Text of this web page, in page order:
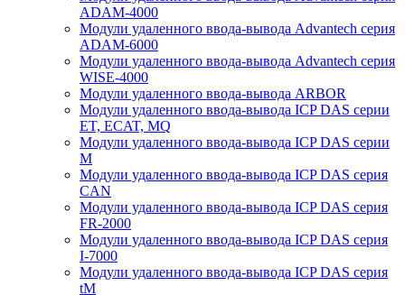
ADAM-4000
Модули удаленного ввода-вывода Advantech серия
ADAM-6000
Модули удаленного ввода-вывода Advantech серия
WISE-4000
Модули удаленного ввода-вывода ARBOR
Модули удаленного ввода-вывода ICP DAS серии
ET, ECAT, MQ
Модули удаленного ввода-вывода ICP DAS серии
M
Модули удаленного ввода-вывода ICP DAS серия
CAN
Модули удаленного ввода-вывода ICP DAS серия
FR-2000
Модули удаленного ввода-вывода ICP DAS серия
I-7000
Модули удаленного ввода-вывода ICP DAS серия
tM